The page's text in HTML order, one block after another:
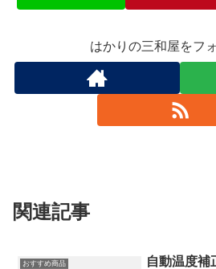
はかりの三和屋をフ
関連記事
おすすめ商品
自動温度補